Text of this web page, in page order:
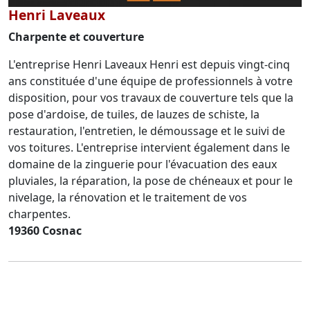
Henri Laveaux
Charpente et couverture
L'entreprise Henri Laveaux Henri est depuis vingt-cinq
ans constituée d'une équipe de professionnels à votre
disposition, pour vos travaux de couverture tels que la
pose d'ardoise, de tuiles, de lauzes de schiste, la
restauration, l'entretien, le démoussage et le suivi de
vos toitures. L'entreprise intervient également dans le
domaine de la zinguerie pour l'évacuation des eaux
pluviales, la réparation, la pose de chéneaux et pour le
nivelage, la rénovation et le traitement de vos
charpentes.
19360 Cosnac